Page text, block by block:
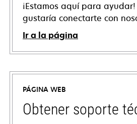
¡Estamos aquí para
gustaría conectarte con
Ir a la página
PÁGINA WEB
Obtener soporte